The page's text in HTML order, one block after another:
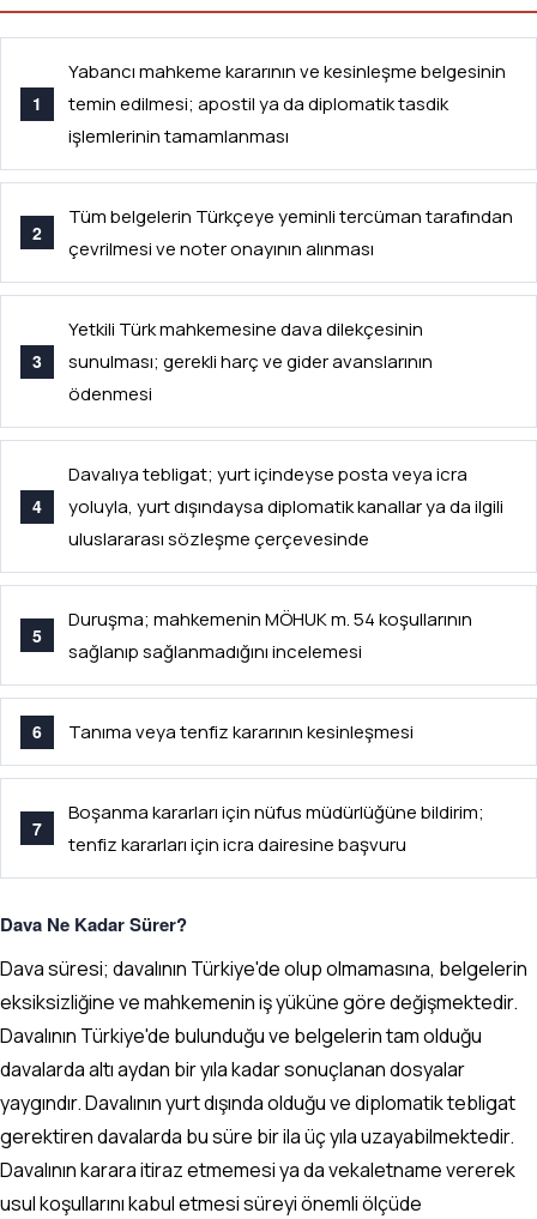
Yabancı mahkeme kararının ve kesinleşme belgesinin
temin edilmesi; apostil ya da diplomatik tasdik
işlemlerinin tamamlanması
Tüm belgelerin Türkçeye yeminli tercüman tarafından
çevrilmesi ve noter onayının alınması
Yetkili Türk mahkemesine dava dilekçesinin
sunulması; gerekli harç ve gider avanslarının
ödenmesi
Davalıya tebligat; yurt içindeyse posta veya icra
yoluyla, yurt dışındaysa diplomatik kanallar ya da ilgili
uluslararası sözleşme çerçevesinde
Duruşma; mahkemenin MÖHUK m. 54 koşullarının
sağlanıp sağlanmadığını incelemesi
Tanıma veya tenfiz kararının kesinleşmesi
Boşanma kararları için nüfus müdürlüğüne bildirim;
tenfiz kararları için icra dairesine başvuru
Dava Ne Kadar Sürer?
Dava süresi; davalının Türkiye'de olup olmamasına, belgelerin
eksiksizliğine ve mahkemenin iş yüküne göre değişmektedir.
Davalının Türkiye'de bulunduğu ve belgelerin tam olduğu
davalarda altı aydan bir yıla kadar sonuçlanan dosyalar
yaygındır. Davalının yurt dışında olduğu ve diplomatik tebligat
gerektiren davalarda bu süre bir ila üç yıla uzayabilmektedir.
Davalının karara itiraz etmemesi ya da vekaletname vererek
usul koşullarını kabul etmesi süreyi önemli ölçüde